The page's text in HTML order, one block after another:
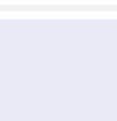
«Осенние